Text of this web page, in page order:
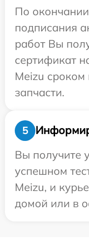
По
подписания
работ Вы
сертификат
Meizu
запчасти.
5
Вы получите
успешном
Meizu, и
домой или в